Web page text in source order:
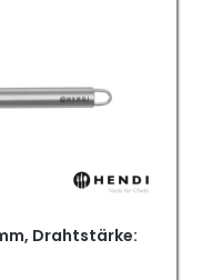
Drahtstärke: